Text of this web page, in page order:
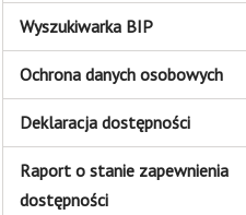
Wyszukiwarka BIP
Ochrona danych osobowych
Deklaracja dostępności
Raport o stanie zapewnienia
dostępności